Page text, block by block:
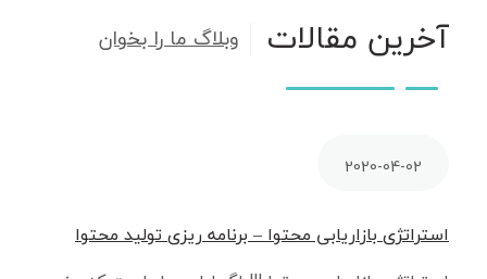
آخرین مقالات وبلاگ ما را بخوان
2020-04-02
استراتژی بازاریابی محتوا – برنامه ریزی تولید محتوا